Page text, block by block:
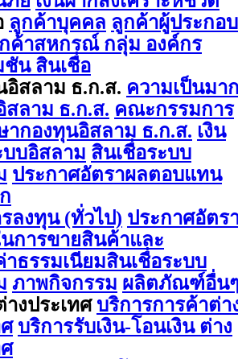
ลูกค้าบุคคล ลูกค้าผู้ประกอบ
ค้าสหกรณ์ กลุ่ม องค์กร
ชัน สินเชื่อ
อิสลาม ธ.ก.ส. ความเป็นมา
สลาม ธ.ก.ส. คณะกรรมการ
ากองทุนอิสลาม ธ.ก.ส. เงิน
บบอิสลาม สินเชื่อระบบ
ประกาศอัตราผลตอบแทน
ลงทุน (ทั่วไป) ประกาศอัตร
นการขายสินค้าและ
าธรรมเนียมสินเชื่อระบบ
ภาพกิจกรรม ผลิตภัณฑ์อื่น
งประเทศ บริการการค้าต่า
บริการรับเงิน-โอนเงิน ต่าง